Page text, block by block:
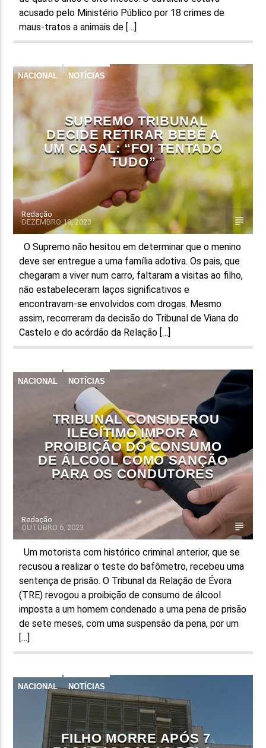
acusado pelo Ministério Público por 18 crimes de
maus-tratos a animais de […]
NACIONAL NOTÍCIAS
SUPREMO TRIBUNAL
DECIDE RETIRAR BEBÉ A
UM CASAL: “FOI TENTADO
TUDO”
Redação
DEZEMBRO 18, 2023
O Supremo não hesitou em determinar que o menino
deve ser entregue a uma família adotiva. Os pais, que
chegaram a viver num carro, faltaram a visitas ao filho,
não estabeleceram laços significativos e
encontravam-se envolvidos com drogas. Mesmo
assim, recorreram da decisão do Tribunal de Viana do
Castelo e do acórdão da Relação […]
NACIONAL NOTÍCIAS
TRIBUNAL CONSIDEROU
ILEGÍTIMO IMPOR A
PROIBIÇÃO DO CONSUMO
DE ÁLCOOL COMO SANÇÃO
PARA OS CONDUTORES
Redação
OUTUBRO 6, 2023
Um motorista com histórico criminal anterior, que se
recusou a realizar o teste do bafômetro, recebeu uma
sentença de prisão. O Tribunal da Relação de Évora
(TRE) revogou a proibição de consumo de álcool
imposta a um homem condenado a uma pena de prisão
de sete meses, com uma suspensão da pena, por um
[…]
NACIONAL NOTÍCIAS
FILHO MORRE APÓS 7